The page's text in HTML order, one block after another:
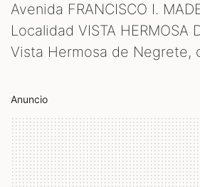
Avenida FRANCISCO I.
Localidad VISTA HERMOSA
Vista Hermosa de Negrete,
Anuncio